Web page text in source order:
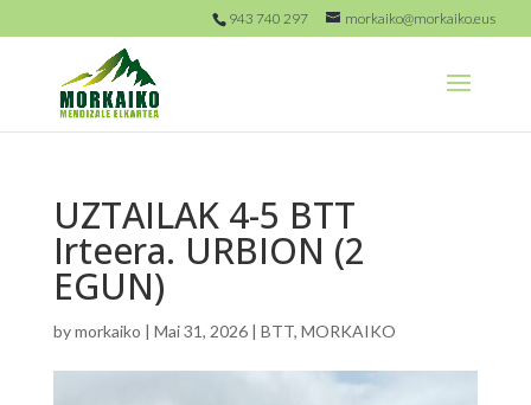
943 740 297 morkaiko@morkaiko.eus
UZTAILAK 4-5 BTT
Irteera. URBION (2
EGUN)
bymorkaiko | Mai 31, 2026| BTT, MORKAIKO